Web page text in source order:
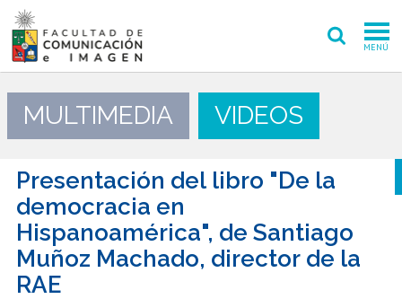
MENÚ
FACULTAD
POSTGRADO
INVESTIGACIÓN CREACIÓN
EXTENSIÓN
MULTIMEDIA VIDEOS
Presentación del libro "De la
democracia en
Hispanoamérica", de Santiago
Muñoz Machado, director de la
RAE